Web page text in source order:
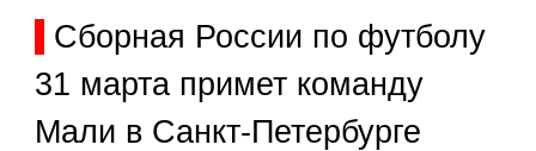
Сборная России по футболу
31 марта примет команду
Мали в Санкт-Петербурге